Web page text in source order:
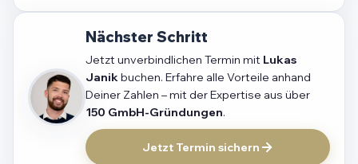
Nächster Schritt
Jetzt unverbindlichen Termin mit Lukas
Janikbuchen. Erfahre alle Vorteile anhand
Deiner Zahlen – mit der Expertise aus über
150 GmbH-Gründungen.
Jetzt Termin sichern